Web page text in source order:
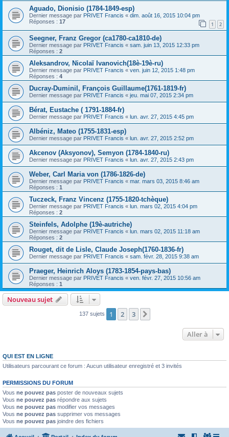
Aguado, Dionisio (1784-1849-esp)
Dernier message par PRIVET Francis « dim. août 16, 2015 10:04 pm
Réponses : 17 1 2
Seegner, Franz Gregor (ca1780-ca1810-de)
Dernier message par PRIVET Francis « sam. juin 13, 2015 12:33 pm
Réponses : 2
Aleksandrov, Nicolaï Ivanovich(18è-19è-ru)
Dernier message par PRIVET Francis « ven. juin 12, 2015 1:48 pm
Réponses : 4
Ducray-Duminil, François Guillaume(1761-1819-fr)
Dernier message par PRIVET Francis « jeu. mai 07, 2015 2:34 pm
Bérat, Eustache ( 1791-1884-fr)
Dernier message par PRIVET Francis « lun. avr. 27, 2015 4:45 pm
Albéniz, Mateo (1755-1831-esp)
Dernier message par PRIVET Francis « lun. avr. 27, 2015 2:52 pm
Akcenov (Aksyonov), Semyon (1784-1840-ru)
Dernier message par PRIVET Francis « lun. avr. 27, 2015 2:43 pm
Weber, Carl Maria von (1786-1826-de)
Dernier message par PRIVET Francis « mar. mars 03, 2015 8:46 am
Réponses : 1
Tuczeck, Franz Vincenz (1755-1820-tchèque)
Dernier message par PRIVET Francis « lun. mars 02, 2015 4:04 pm
Réponses : 2
Steinfels, Adolphe (19è-autriche)
Dernier message par PRIVET Francis « lun. mars 02, 2015 11:18 am
Réponses : 2
Rouget, dit de Lisle, Claude Joseph(1760-1836-fr)
Dernier message par PRIVET Francis « sam. févr. 28, 2015 9:38 am
Praeger, Heinrich Aloys (1783-1854-pays-bas)
Dernier message par PRIVET Francis « ven. févr. 27, 2015 10:56 am
Réponses : 1
Nouveau sujet
137 sujets 1 2 3
Aller à
QUI EST EN LIGNE
Utilisateurs parcourant ce forum : Aucun utilisateur enregistré et 3 invités
PERMISSIONS DU FORUM
Vous ne pouvez pas poster de nouveaux sujets
Vous ne pouvez pas répondre aux sujets
Vous ne pouvez pas modifier vos messages
Vous ne pouvez pas supprimer vos messages
Vous ne pouvez pas joindre des fichiers